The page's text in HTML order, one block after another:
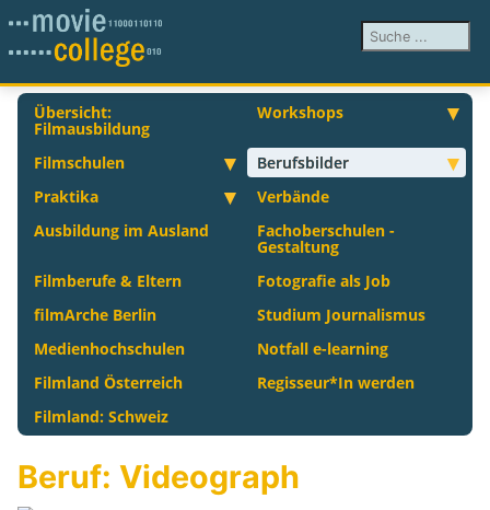
Suchen ...
Übersicht:
Filmausbildung
Workshops
Filmschulen
Berufsbilder
Praktika
Verbände
Ausbildung im Ausland
Fachoberschulen -
Gestaltung
Filmberufe & Eltern
Fotografie als Job
filmArche Berlin
Studium Journalismus
Medienhochschulen
Notfall e-learning
Filmland Österreich
Regisseur*In werden
Filmland: Schweiz
Beruf: Videograph